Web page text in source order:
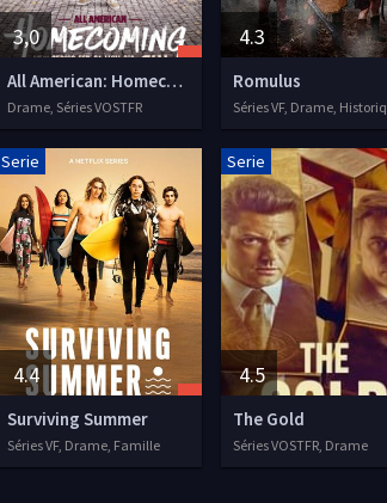
3,0
All American: Homecoming
Drame, Séries VOSTFR
4.3
Romulus
4.4
Serie
Surviving Summer
Séries VF, Drame, Famille
4.5
Serie
The Gold
Séries VOSTFR, Drame